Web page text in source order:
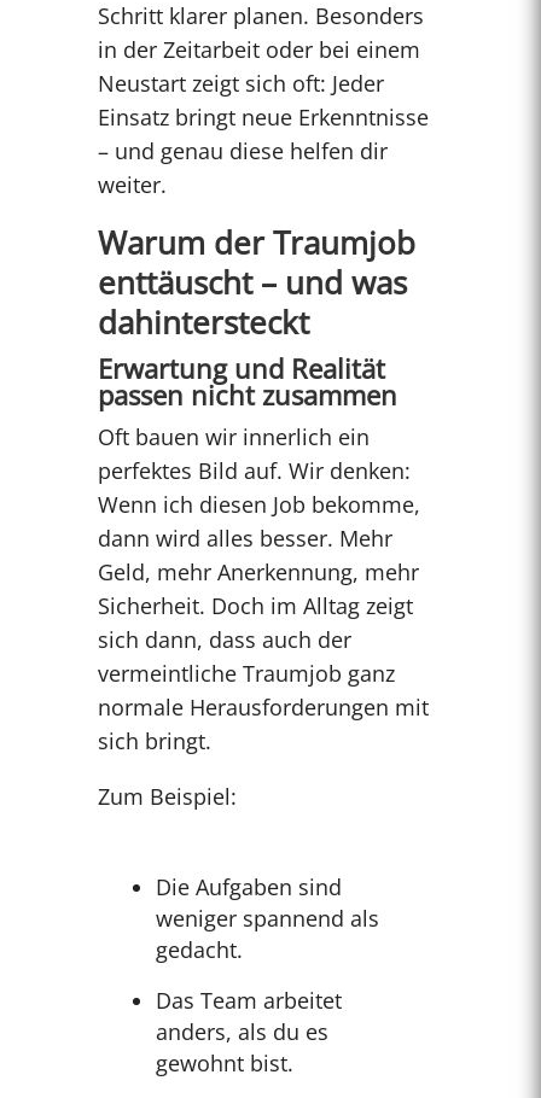
Schritt klarer planen. Besonders
in der Zeitarbeit oder bei einem
Neustart zeigt sich oft: Jeder
Einsatz bringt neue Erkenntnisse
– und genau diese helfen dir
weiter.
Warum der Traumjob
enttäuscht – und was
dahintersteckt
Erwartung und Realität
passen nicht zusammen
Oft bauen wir innerlich ein
perfektes Bild auf. Wir denken:
Wenn ich diesen Job bekomme,
dann wird alles besser. Mehr
Geld, mehr Anerkennung, mehr
Sicherheit. Doch im Alltag zeigt
sich dann, dass auch der
vermeintliche Traumjob ganz
normale Herausforderungen mit
sich bringt.
Zum Beispiel:
Die Aufgaben sind
weniger spannend als
gedacht.
Das Team arbeitet
anders, als du es
gewohnt bist.